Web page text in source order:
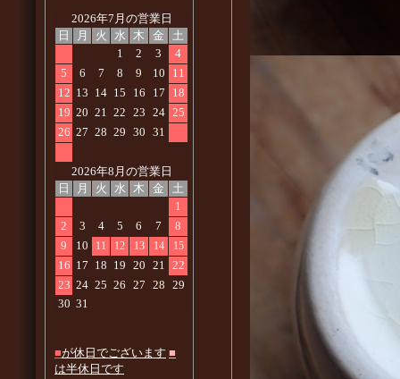
2026年7月の営業日
日
月 火 水 木 金
土
1
2 3
4
5
6 7 8 9 10
11
12 13 14 15 16 17
18
19 20 21 22 23 24 25
26 27 28 29 30 31
2026年8月の営業日
日
月 火 水 木 金
土
1
2
3 4 5 6 7
8
9
10 11 12 13 14 15
16 17 18 19 20 21 22
23 24 25 26 27 28 29
30 31
■が休日でございます ■
は半休日です